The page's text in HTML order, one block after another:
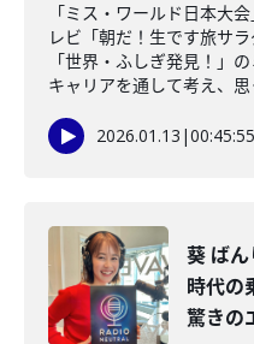
「ミス・ワールド日本大
レビ「朝だ！生です旅サ
「世界・ふしぎ発見！」
キャリアを通して考え、
2026.01.13 |00:45:55
葵 ば
時代の
驚きの